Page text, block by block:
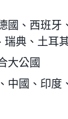
國、西班牙
瑞典、土耳
大公國
中國、印度